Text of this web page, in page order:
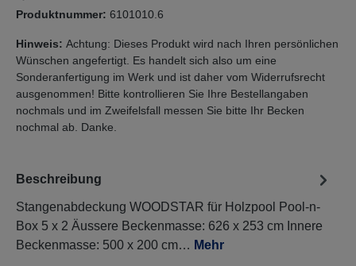
Produktnummer: 6101010.6
Hinweis: Achtung: Dieses Produkt wird nach Ihren persönlichen
Wünschen angefertigt. Es handelt sich also um eine
Sonderanfertigung im Werk und ist daher vom Widerrufsrecht
ausgenommen! Bitte kontrollieren Sie Ihre Bestellangaben
nochmals und im Zweifelsfall messen Sie bitte Ihr Becken
nochmal ab. Danke.
Beschreibung
Stangenabdeckung WOODSTAR für Holzpool Pool-n-
Box 5 x 2 Äussere Beckenmasse: 626 x 253 cm Innere
Beckenmasse: 500 x 200 cm… Mehr